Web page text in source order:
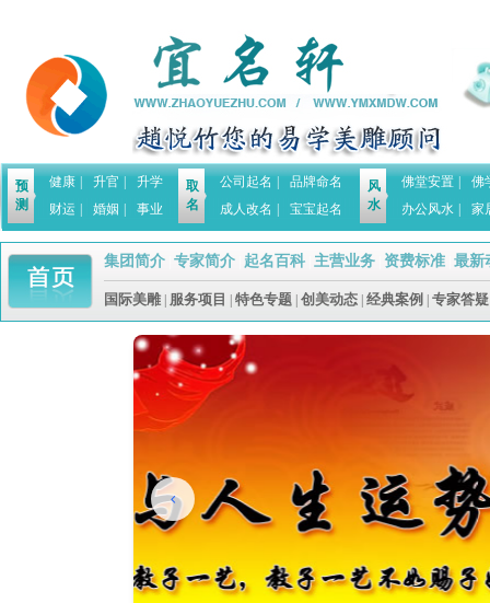
预
测
健康 升官
升学
财运
婚姻 事业
取
名
公司起名
品牌命名
成人改名
宝宝起名
风
水
佛堂安置
佛
办公风水
家
集团简介| 专家简介| 起名百科| 主营业务| 资费标准| 最新
国际美雕| 服务项目 特色专题| 创美动态| 经典案例 专家答疑